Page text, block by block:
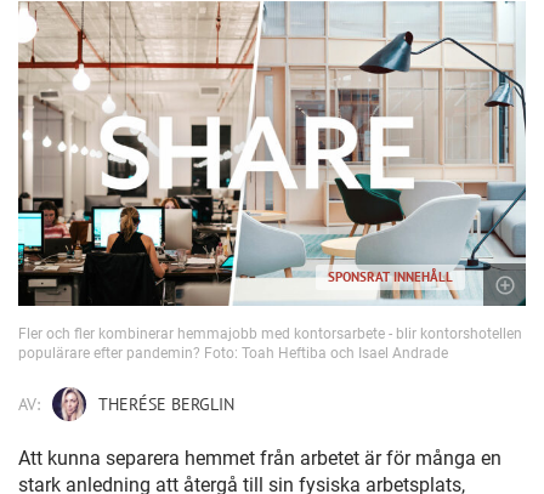
SPONSRAT INNEHÅLL
Fler och fler kombinerar hemmajobb med kontorsarbete - blir kontorshotellen
populärare efter pandemin? Foto: Toah Heftiba och Isael Andrade
AV: THERÉSE BERGLIN
Att kunna separera hemmet från arbetet är för många en
stark anledning att återgå till sin fysiska arbetsplats,